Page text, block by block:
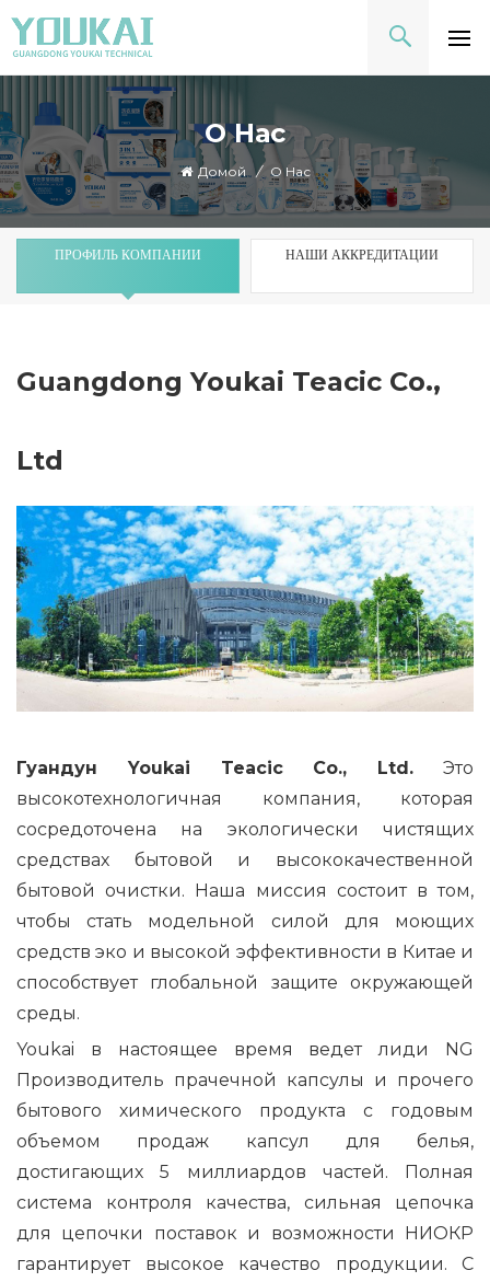
О Нас
Домой / О Нас
ПРОФИЛЬ КОМПАНИИ НАШИ АККРЕДИТАЦИИ
Guangdong Youkai Teacic Co.,
Ltd
Гуандун Youkai Teacic Co., Ltd. Это
высокотехнологичная компания, которая
сосредоточена на экологически чистящих
средствах бытовой и высококачественной
бытовой очистки. Наша миссия состоит в том,
чтобы стать модельной силой для моющих
средств эко и высокой эффективности в Китае и
способствует глобальной защите окружающей
среды.
Youkai в настоящее время ведет лиди
NG
Производитель прачечной капсулы и прочего
бытового химического продукта с годовым
объемом продаж капсул для белья,
достигающих 5 миллиардов частей. Полная
система контроля качества, сильная цепочка
для цепочки поставок и возможности НИОКР
гарантирует высокое качество продукции. С